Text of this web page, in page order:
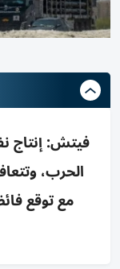
فيتش: إنتاج
الحرب،
مع توقع